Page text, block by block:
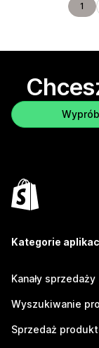
1
Kategorie
Kanały sprzedaży
Wyszukiwanie
Sprzedaż